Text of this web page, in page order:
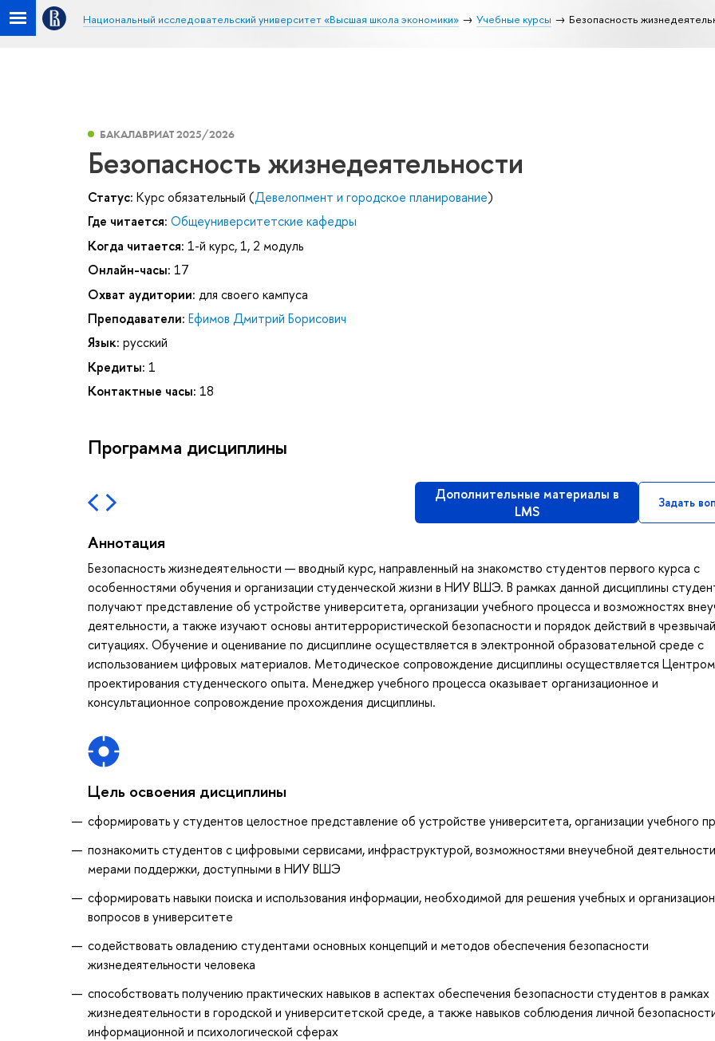
Национальный исследовательский университет «Высшая школа экономики» Учебные курсы Безопасность
БАКАЛАВРИАТ 2025/2026
Безопасность жизнедеятельности
Статус: Курс обязательный (Девелопмент и городское планирование)
Где читается: Общеуниверситетские кафедры
Когда читается: 1-й курс, 1, 2 модуль
Онлайн-часы: 17
Охват аудитории: для своего кампуса
Преподаватели: Ефимов Дмитрий Борисович
Язык: русский
Кредиты: 1
Контактные часы: 18
Программа дисциплины
Дополнительные материалы в
LMS
Задать
Аннотация
Безопасность жизнедеятельности — вводный курс, направленный на знакомство студентов первого курса с
особенностями обучения и организации студенческой жизни в НИУ ВШЭ. В рамках данной дисциплины
получают представление об устройстве университета, организации учебного процесса и возможностях
деятельности, а также изучают основы антитеррористической безопасности и порядок действий в
ситуациях. Обучение и оценивание по дисциплине осуществляется в электронной образовательной среде с
использованием цифровых материалов. Методическое сопровождение дисциплины осуществляется Центром
проектирования студенческого опыта. Менеджер учебного процесса оказывает организационное и
консультационное сопровождение прохождения дисциплины.
Цель освоения дисциплины
сформировать у студентов целостное представление об устройстве университета, организации учебного
познакомить студентов с цифровыми сервисами, инфраструктурой, возможностями внеучебной
мерами поддержки, доступными в НИУ ВШЭ
сформировать навыки поиска и использования информации, необходимой для решения учебных и
вопросов в университете
содействовать овладению студентами основных концепций и методов обеспечения безопасности
жизнедеятельности человека
способствовать получению практических навыков в аспектах обеспечения безопасности студентов в рамках
жизнедеятельности в городской и университетской среде, а также навыков соблюдения личной
информационной и психологической сферах